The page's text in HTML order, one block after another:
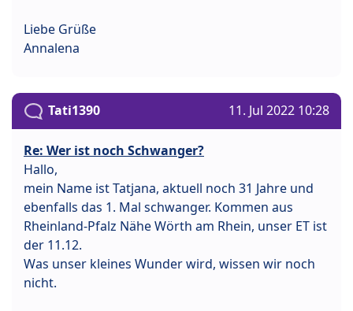
Liebe Grüße
Annalena
Tati1390 11. Jul 2022 10:28
Re: Wer ist noch Schwanger?
Hallo,
mein Name ist Tatjana, aktuell noch 31 Jahre und
ebenfalls das 1. Mal schwanger. Kommen aus
Rheinland-Pfalz Nähe Wörth am Rhein, unser ET ist
der 11.12.
Was unser kleines Wunder wird, wissen wir noch
nicht.